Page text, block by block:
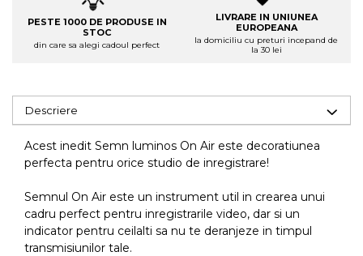
PESTE 1000 DE PRODUSE IN
STOC
din care sa alegi cadoul perfect
LIVRARE IN UNIUNEA
EUROPEANA
la domiciliu cu preturi incepand de
la 30 lei
Descriere
Acest inedit Semn luminos On Air este decoratiunea
perfecta pentru orice studio de inregistrare!
Semnul On Air este un instrument util in crearea unui
cadru perfect pentru inregistrarile video, dar si un
indicator pentru ceilalti sa nu te deranjeze in timpul
transmisiunilor tale.